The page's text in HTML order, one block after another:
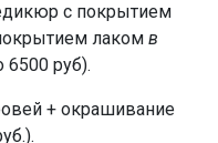
с покрытием
лаком в
6500 руб).
+ окрашивание